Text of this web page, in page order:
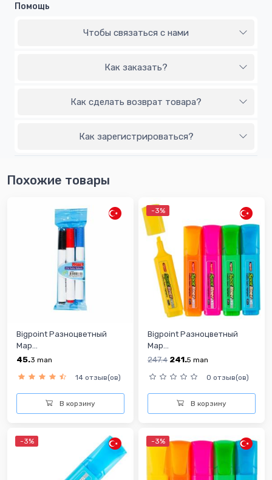
Помощь
Чтобы связаться с нами
Как заказать?
Как сделать возврат товара?
Как зарегистрироваться?
Похожие товары
Bigpoint Разноцветный
Мар...
45.3 man
14 отзыв(ов)
В корзину
-3%
Bigpoint Разноцветный
Мар...
247.4 241.5 man
0 отзыв(ов)
В корзину
-3% -3%